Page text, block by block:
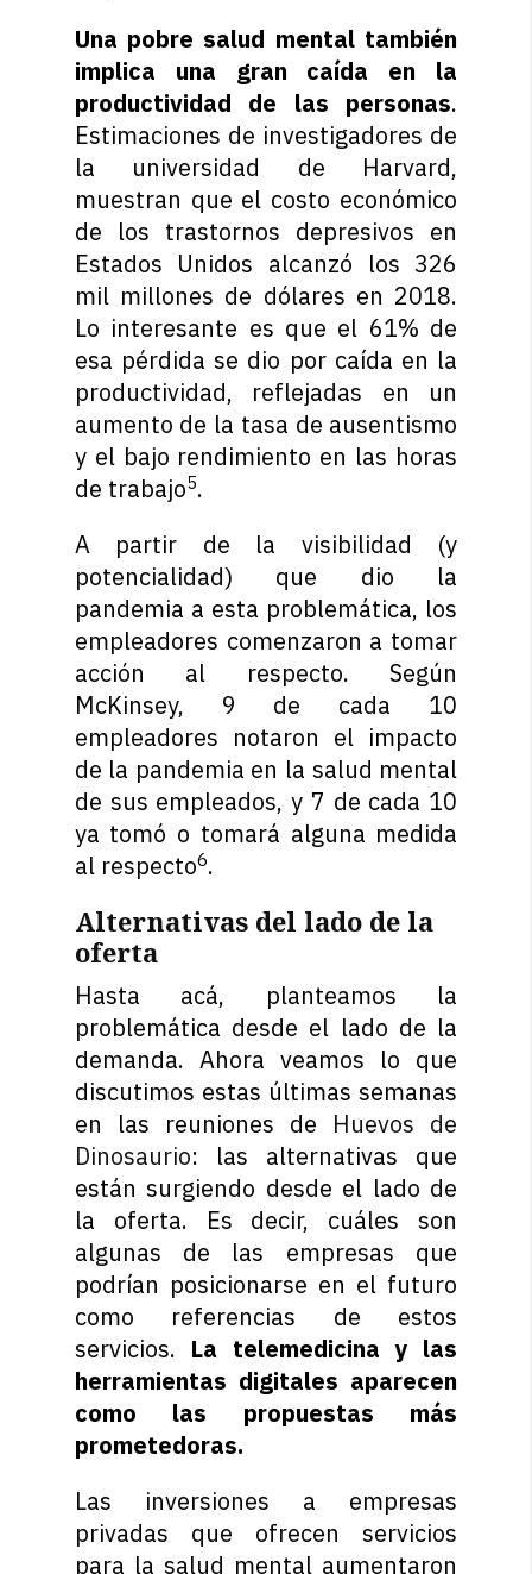
Una pobre salud mental también
implica una gran caída en la
productividad de las personas.
Estimaciones de investigadores de
la universidad de Harvard,
muestran que el costo económico
de los trastornos depresivos en
Estados Unidos alcanzó los 326
mil millones de dólares en 2018.
Lo interesante es que el 61% de
esa pérdida se dio por caída en la
productividad, reflejadas en un
aumento de la tasa de ausentismo
y el bajo rendimiento en las horas
de trabajo5.
A partir de la visibilidad (y
potencialidad) que dio la
pandemia a esta problemática, los
empleadores comenzaron a tomar
acción al respecto. Según
McKinsey, 9 de cada 10
empleadores notaron el impacto
de la pandemia en la salud mental
de sus empleados, y 7 de cada 10
ya tomó o tomará alguna medida
al respecto6.
Alternativas del lado de la
oferta
Hasta acá, planteamos la
problemática desde el lado de la
demanda. Ahora veamos lo que
discutimos estas últimas semanas
en las reuniones de Huevos de
Dinosaurio: las alternativas que
están surgiendo desde el lado de
la oferta. Es decir, cuáles son
algunas de las empresas que
podrían posicionarse en el futuro
como referencias de estos
servicios. La telemedicina y las
herramientas digitales aparecen
como las propuestas más
prometedoras.
Las inversiones a empresas
privadas que ofrecen servicios
para la salud mental aumentaron